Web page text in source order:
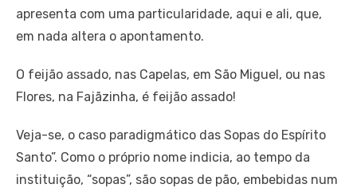
apresenta com uma particularidade, aqui e ali, que,
em nada altera o apontamento.
O feijão assado, nas Capelas, em São Miguel, ou nas
Flores, na Fajãzinha, é feijão assado!
Veja-se, o caso paradigmático das Sopas do Espírito
Santo”. Como o próprio nome indicia, ao tempo da
instituição, “sopas”, são sopas de pão, embebidas num